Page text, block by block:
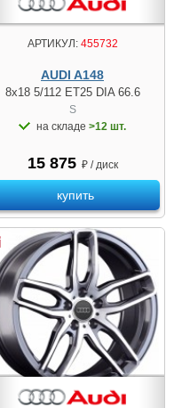
АРТИКУЛ:455732
AUDI A148
8x18 5/112 ET25 DIA 66.6
S
на складе >12 шт.
15 875 ₽ / диск
купить